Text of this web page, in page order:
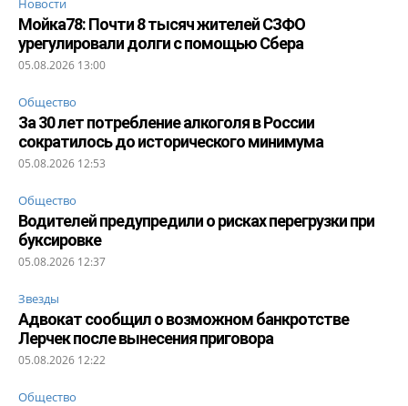
Мойка78: Почти 8 тысяч жителей СЗФО
урегулировали долги с помощью Сбера
05.08.2026 13:00
Общество
За 30 лет потребление алкоголя в России
сократилось до исторического минимума
05.08.2026 12:53
Общество
Водителей предупредили о рисках перегрузки при
буксировке
05.08.2026 12:37
Звезды
Адвокат сообщил о возможном банкротстве
Лерчек после вынесения приговора
05.08.2026 12:22
Общество